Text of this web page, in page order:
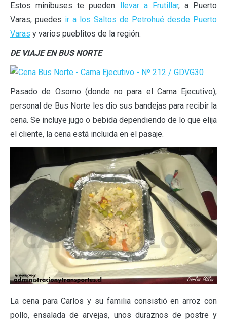
Estos minibuses te pueden llevar a Frutillar, a Puerto
Varas, puedes ir a los Saltos de Petrohué desde Puerto
Varas y varios pueblitos de la región.
DE VIAJE EN BUS NORTE
Pasado de Osorno (donde no para el Cama Ejecutivo),
personal de Bus Norte les dio sus bandejas para recibir la
cena. Se incluye jugo o bebida dependiendo de lo que elija
el cliente, la cena está incluida en el pasaje.
La cena para Carlos y su familia consistió en arroz con
pollo, ensalada de arvejas, unos duraznos de postre y